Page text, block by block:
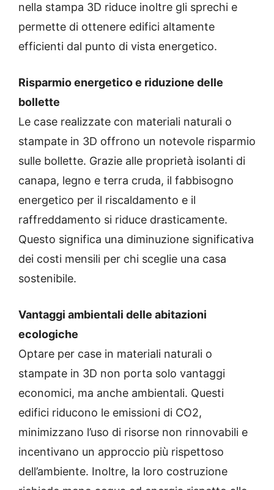
nella stampa 3D riduce inoltre gli sprechi e
permette di ottenere edifici altamente
efficienti dal punto di vista energetico.
Risparmio energetico e riduzione delle
bollette
Le case realizzate con materiali naturali o
stampate in 3D offrono un notevole risparmio
sulle bollette. Grazie alle proprietà isolanti di
canapa, legno e terra cruda, il fabbisogno
energetico per il riscaldamento e il
raffreddamento si riduce drasticamente.
Questo significa una diminuzione significativa
dei costi mensili per chi sceglie una casa
sostenibile.
Vantaggi ambientali delle abitazioni
ecologiche
Optare per case in materiali naturali o
stampate in 3D non porta solo vantaggi
economici, ma anche ambientali. Questi
edifici riducono le emissioni di CO2,
minimizzano l’uso di risorse non rinnovabili e
incentivano un approccio più rispettoso
dell’ambiente. Inoltre, la loro costruzione